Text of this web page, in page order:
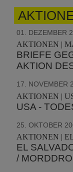
01. DEZEMBER
AKTIONEN |
BRIEFE
AKTION
17. NOVEMBER
AKTIONEN |
USA -
25. OKTOBER
AKTIONEN |
EL
/